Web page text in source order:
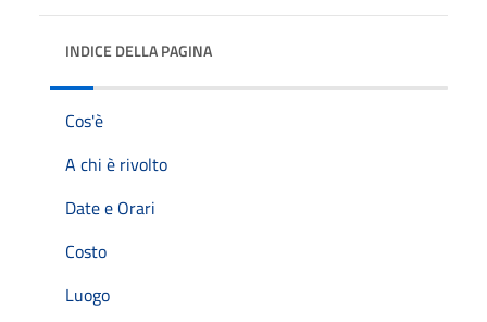
INDICE DELLA PAGINA
Cos'è
A chi è rivolto
Date e Orari
Costo
Luogo